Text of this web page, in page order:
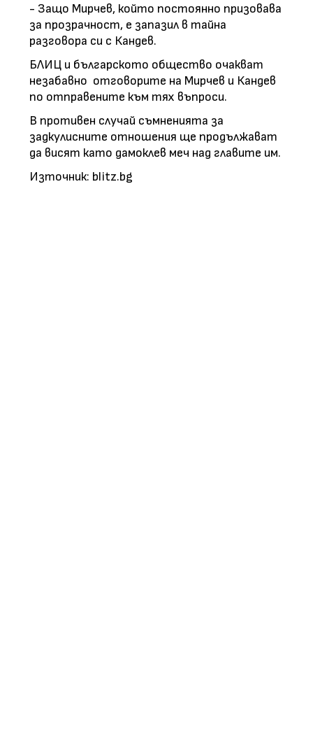
- Защо Мирчев, който постоянно призовава
за прозрачност, е запазил в тайна
разговора си с Кандев.
БЛИЦ и българското общество очакват
незабавно отговорите на Мирчев и Кандев
по отправените към тях въпроси.
В противен случай съмненията за
задкулисните отношения ще продължават
да висят като дамоклев меч над главите им.
Източник: blitz.bg